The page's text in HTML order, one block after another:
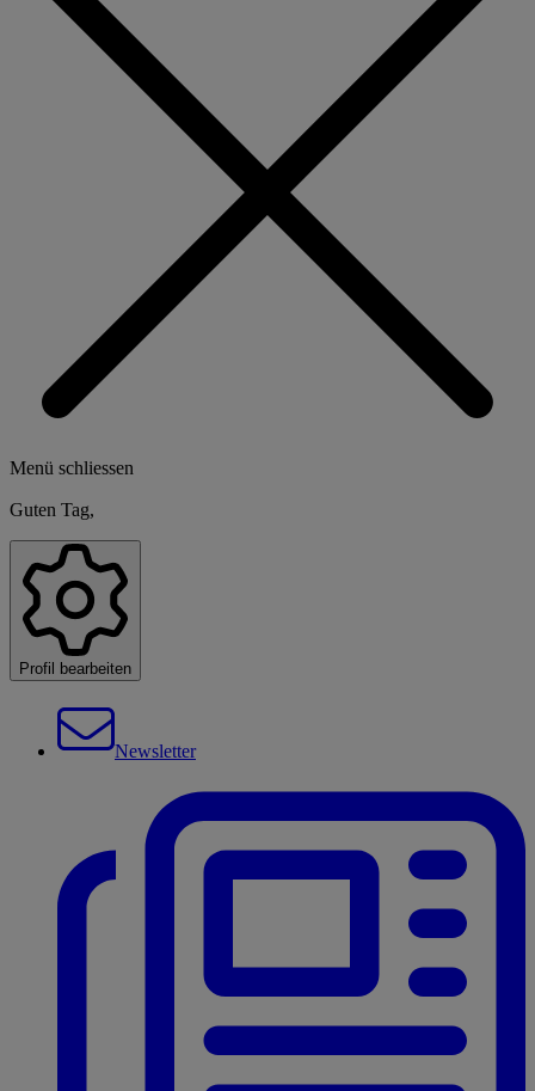
Menü schliessen
Guten Tag,
Profil bearbeiten
Newsletter